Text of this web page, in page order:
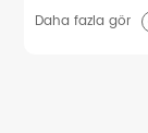
Daha fazla gör